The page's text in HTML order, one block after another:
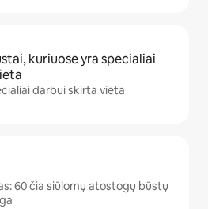
kuriuose yra specialiai
darbui skirta vieta
60 čia siūlomų atostogų būstų